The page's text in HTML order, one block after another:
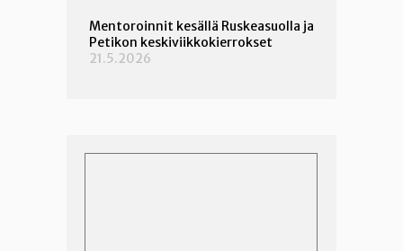
Mentoroinnit kesällä Ruskeasuolla ja
Petikon keskiviikkokierrokset
21.5.2026